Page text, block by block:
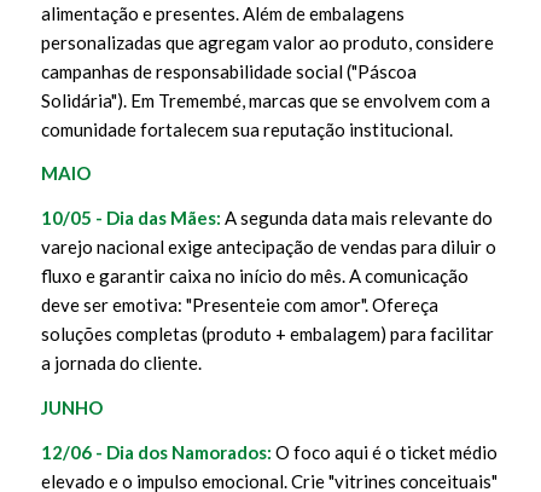
alimentação e presentes. Além de embalagens
personalizadas que agregam valor ao produto, considere
campanhas de responsabilidade social ("Páscoa
Solidária"). Em Tremembé, marcas que se envolvem com a
comunidade fortalecem sua reputação institucional.
MAIO
10/05 - Dia das Mães: A segunda data mais relevante do
varejo nacional exige antecipação de vendas para diluir o
fluxo e garantir caixa no início do mês. A comunicação
deve ser emotiva: "Presenteie com amor". Ofereça
soluções completas (produto + embalagem) para facilitar
a jornada do cliente.
JUNHO
12/06 - Dia dos Namorados: O foco aqui é o ticket médio
elevado e o impulso emocional. Crie "vitrines conceituais"